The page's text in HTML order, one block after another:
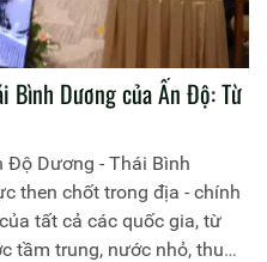
Bình Dương của Ấn Độ: Từ
Độ Dương - Thái Bình
then chốt trong địa - chính
tất cả các quốc gia, từ
tầm trung, nước nhỏ, thu